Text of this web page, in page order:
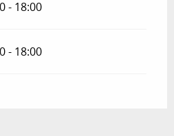
- 18:00
- 18:00